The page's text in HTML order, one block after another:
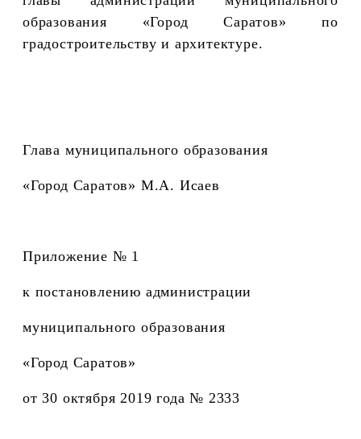
образования «Город Саратов» по
градостроительству и архитектуре.
Глава муниципального образования
«Город Саратов» М.А. Исаев
Приложение № 1
к постановлению администрации
муниципального образования
«Город Саратов»
от 30 октября 2019 года № 2333